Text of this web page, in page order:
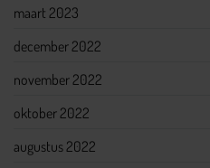
maart 2023
december 2022
november 2022
oktober 2022
augustus 2022